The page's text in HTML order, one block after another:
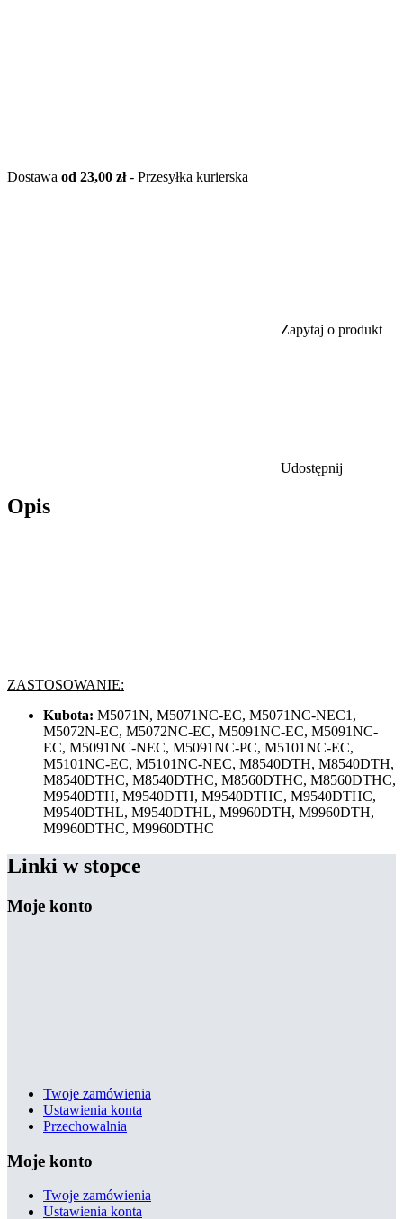
Dostawa od 23,00 zł- Przesyłka kurierska
Zapytaj o produkt
Udostępnij
Opis
ZASTOSOWANIE:
Kubota: M5071N, M5071NC-EC, M5071NC-NEC1,
M5072N-EC, M5072NC-EC, M5091NC-EC, M5091NC-
EC, M5091NC-NEC, M5091NC-PC, M5101NC-EC,
M5101NC-EC, M5101NC-NEC, M8540DTH, M8540DTH,
M8540DTHC, M8540DTHC, M8560DTHC, M8560DTHC,
M9540DTH, M9540DTH, M9540DTHC, M9540DTHC,
M9540DTHL, M9540DTHL, M9960DTH, M9960DTH,
M9960DTHC, M9960DTHC
Linki w stopce
Moje konto
Twoje zamówienia
Ustawienia konta
Przechowalnia
Moje konto
Twoje zamówienia
Ustawienia konta